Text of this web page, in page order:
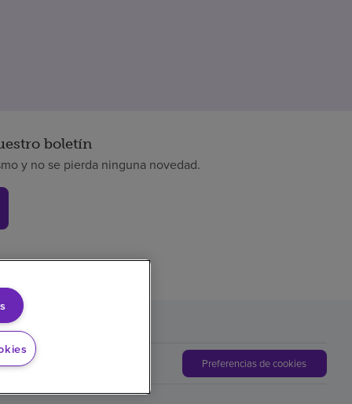
boletín
y no se pierda ninguna novedad.
Preferencias de cookies